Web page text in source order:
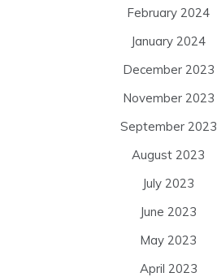
February 2024
January 2024
December 2023
November 2023
September 2023
August 2023
July 2023
June 2023
May 2023
April 2023